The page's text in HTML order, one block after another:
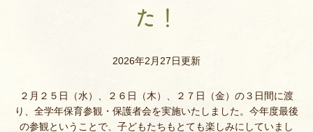
た！
2026年2月27日更新
２月２５日（水）、２６日（木）、２７日（金）の３日間に渡
り、全学年保育参観・保護者会を実施いたしました。今年度最後
の参観ということで、子どもたちもとても楽しみにしていまし